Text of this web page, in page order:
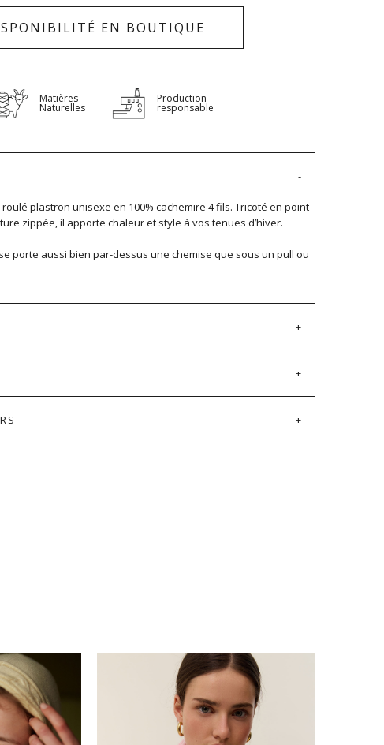
EN BOUTIQUE
Matières
Naturelles
Production
responsable
plastron unisexe en 100% cachemire 4 fils. Tricoté en point
zippée, il apporte chaleur et style à vos tenues d’hiver.
porte aussi bien par-dessus une chemise que sous un pull ou